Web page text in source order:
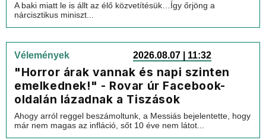
A baki miatt le is állt az élő közvetítésük…Így őrjöng a
nárcisztikus miniszt...
Vélemények 2026.08.07 | 11:32
"Horror árak vannak és napi szinten
emelkednek!" - Rovar úr Facebook-
oldalán lázadnak a Tiszások
Ahogy arról reggel beszámoltunk, a Messiás bejelentette, hogy
már nem magas az infláció, sőt 10 éve nem látot...